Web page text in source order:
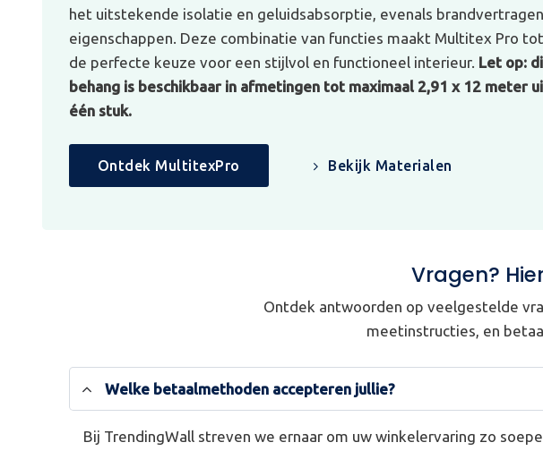
het uitstekende isolatie en geluidsabsorptie, evenals
eigenschappen. Deze combinatie van functies maakt Multitex Pro tot
de perfecte keuze voor een stijlvol en functioneel interieur. Let op:
behang is beschikbaar in afmetingen tot maximaal 2,91 x 12 meter
één stuk.
Ontdek MultitexPro Bekijk Materialen
Vragen?
Ontdek antwoorden op veelgestelde
meetinstructies, en
Welke betaalmethoden accepteren jullie?
Bij TrendingWall streven we ernaar om uw winkelervaring zo